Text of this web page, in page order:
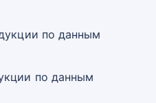
по данным
по данным